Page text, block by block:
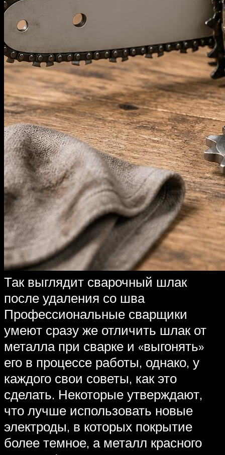
Так выглядит сварочный шлак
после удаления со шва
Профессиональные сварщики
умеют сразу же отличить шлак от
металла при сварке и «выгонять»
его в процессе работы, однако, у
каждого свои советы, как это
сделать. Некоторые утверждают,
что лучше использовать новые
электроды, в которых покрытие
более темное, а металл красного